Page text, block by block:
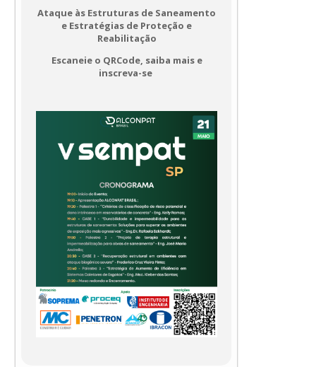
Ataque às Estruturas de Saneamento
e Estratégias de Proteção e
Reabilitação
Escaneie o QRCode, saiba mais e
inscreva-se